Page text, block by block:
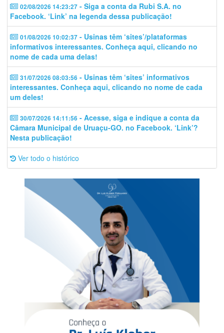
02/08/2026 14:23:27 - Siga a conta da Rubi S.A. no
Facebook. ‘Link’ na legenda dessa publicação!
01/08/2026 10:02:37 - Usinas têm ‘sites’/plataformas
informativos interessantes. Conheça aqui, clicando no
nome de cada uma delas!
31/07/2026 08:03:56 - Usinas têm ‘sites’ informativos
interessantes. Conheça aqui, clicando no nome de cada
um deles!
30/07/2026 14:11:56 - Acesse, siga e indique a conta da
Câmara Municipal de Uruaçu-GO. no Facebook. ‘Link’?
Nesta publicação!
Ver todo o histórico